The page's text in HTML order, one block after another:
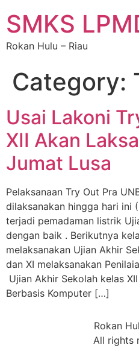
SMKS
Rokan Hulu – Riau
Category:
Usai Lakoni
XII Akan
Jumat Lusa
Pelaksanaan Try Out Pra
dilaksanakan hingga hari ini
terjadi pemadaman listrik
dengan baik . Berikutnya
melaksanakan Ujian Akhir
dan XI melaksanakan
Ujian Akhir Sekolah kelas
Berbasis Komputer […]
Rokan
All rights